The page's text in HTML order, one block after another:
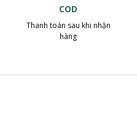
COD
Thanh toán sau khi nhận
hàng